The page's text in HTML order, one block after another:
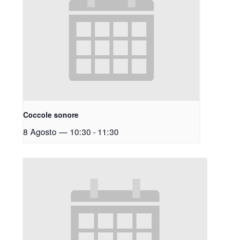
Coccole sonore
8 Agosto — 10:30- 11:30